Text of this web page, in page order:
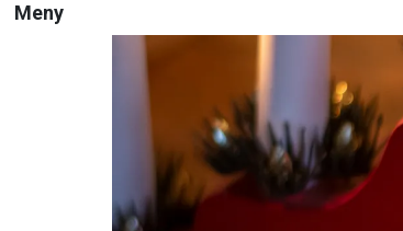
Meny